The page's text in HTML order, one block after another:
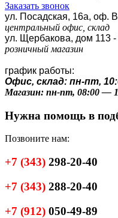
Заказать звонок
ул. Посадская, 16а, оф.
центральный офис, склад
ул. Щербакова, дом 113 -
розничный магазин
график работы:
Офис, склад: пн-пт,
Магазин: пн-пт, 08:00 —
Нужна помощь в
Позвоните нам:
+7 (343) 298-20-40
+7 (343) 288-20-40
+7 (912) 050-49-89